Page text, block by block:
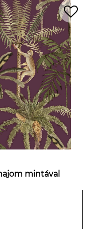
mintával